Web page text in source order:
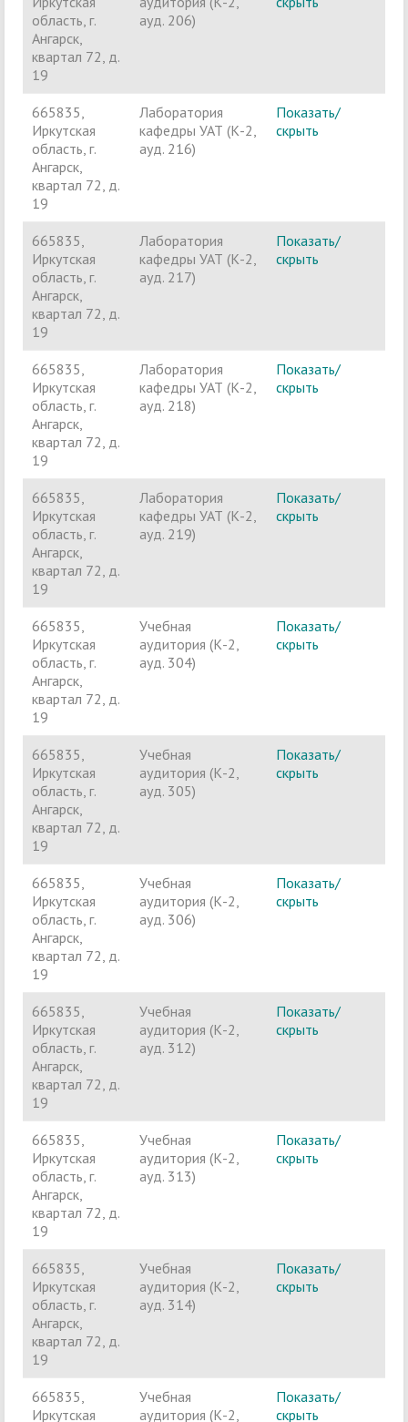
область, г.
Ангарск,
квартал 72, д.
19
ауд. 206)
665835,
Иркутская
область, г.
Ангарск,
квартал 72, д.
19
Лаборатория
кафедры УАТ (К-2,
ауд. 216)
Показать/
скрыть
665835,
Иркутская
область, г.
Ангарск,
квартал 72, д.
19
Лаборатория
кафедры УАТ (К-2,
ауд. 217)
Показать/
скрыть
665835,
Иркутская
область, г.
Ангарск,
квартал 72, д.
19
Лаборатория
кафедры УАТ (К-2,
ауд. 218)
Показать/
скрыть
665835,
Иркутская
область, г.
Ангарск,
квартал 72, д.
19
Лаборатория
кафедры УАТ (К-2,
ауд. 219)
Показать/
скрыть
665835,
Иркутская
область, г.
Ангарск,
квартал 72, д.
19
Учебная
аудитория (К-2,
ауд. 304)
Показать/
скрыть
665835,
Иркутская
область, г.
Ангарск,
квартал 72, д.
19
Учебная
аудитория (К-2,
ауд. 305)
Показать/
скрыть
665835,
Иркутская
область, г.
Ангарск,
квартал 72, д.
19
Учебная
аудитория (К-2,
ауд. 306)
Показать/
скрыть
665835,
Иркутская
область, г.
Ангарск,
квартал 72, д.
19
Учебная
аудитория (К-2,
ауд. 312)
Показать/
скрыть
665835,
Иркутская
область, г.
Ангарск,
квартал 72, д.
19
Учебная
аудитория (К-2,
ауд. 313)
Показать/
скрыть
665835,
Иркутская
область, г.
Ангарск,
квартал 72, д.
19
Учебная
аудитория (К-2,
ауд. 314)
Показать/
скрыть
665835,
Иркутская
Учебная
аудитория (К-2,
Показать/
скрыть